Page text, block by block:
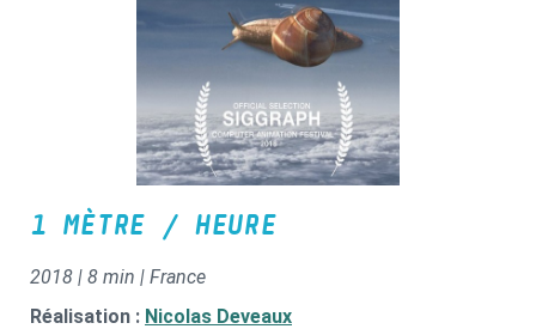
1 MÈTRE / HEURE
2018 | 8 min | France
Réalisation : Nicolas Deveaux